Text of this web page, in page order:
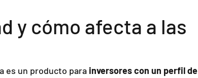
y cómo afecta a las
es un producto para inversores con un perfil de